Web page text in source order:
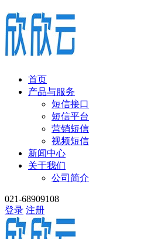
首页
产品与服务
短信接口
短信平台
营销短信
视频短信
新闻中心
关于我们
公司简介
021-68909108
登录 注册